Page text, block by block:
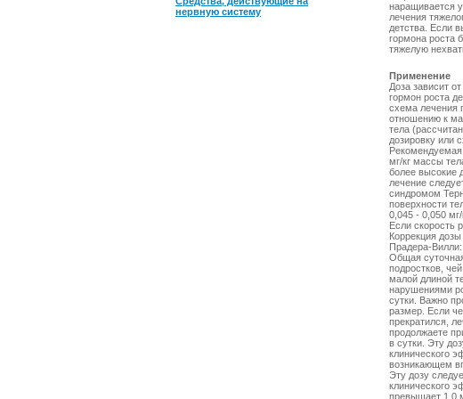
нервную систему
наращивается
лечения
детства. Если
гормона роста
тяжелую
Применение
Доза зависит
гормон роста
схема лечения
отношению к
тела
дозировку или
мг/кг массы
более высокие
лечение
синдромом
поверхности
0,045 - 0,050
Если скорость
Коррекция
Прадера-Вилли:
Общая
подростков,
малой длиной
нарушениями
сутки. Важно
размер. Если
прекратился,
продолжаете
в сутки. Эту
клинического
возникающем
Эту дозу
клинического
превышает 1,0